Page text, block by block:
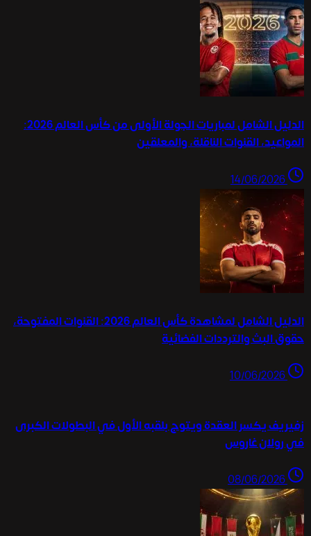
الدليل الشامل لمباريات الجولة الأولى من كأس العالم 2026:
المواعيد، القنوات الناقلة، والمعلقين
14/06/2026
الدليل الشامل لمشاهدة كأس العالم 2026: القنوات المفتوحة،
حقوق البث والترددات الفضائية
10/06/2026
زفيريف يكسر العقدة ويتوج بلقبه الأول في البطولات الكبرى
في رولان غاروس
08/06/2026